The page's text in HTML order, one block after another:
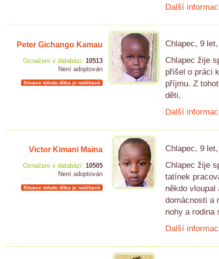
Další
Peter Gichango Kamau
Označení v databázi: 10513
Není adoptován
Situace tohoto dítka je naléhavá
Chlapec, 9
Chlapec žije
přišel o práci
příjmu. Z
děti.
Další
Victor Kimani Maina
Označení v databázi: 10505
Není adoptován
Situace tohoto dítka je naléhavá
Chlapec, 9
Chlapec žije
tatínek
někdo
domácnosti a
nohy a rodina
Další